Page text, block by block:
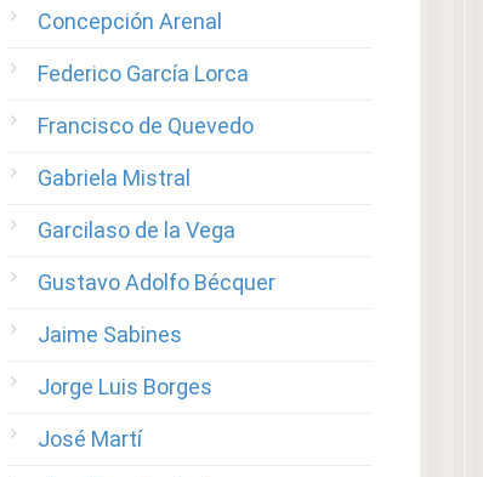
Concepción Arenal
Federico García Lorca
Francisco de Quevedo
Gabriela Mistral
Garcilaso de la Vega
Gustavo Adolfo Bécquer
Jaime Sabines
Jorge Luis Borges
José Martí